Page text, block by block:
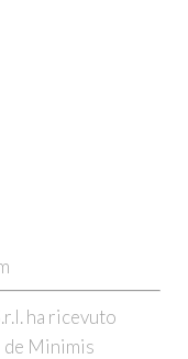
ha ricevuto
de Minimis